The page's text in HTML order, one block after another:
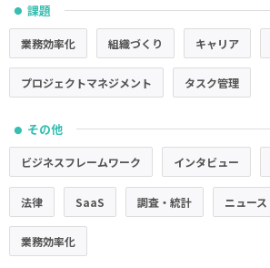
● 課題
業務効率化 組織づくり キャリア
プロジェクトマネジメント タスク管理
● その他
ビジネスフレームワーク インタビュー
法律 SaaS 調査・統計 ニュース
業務効率化